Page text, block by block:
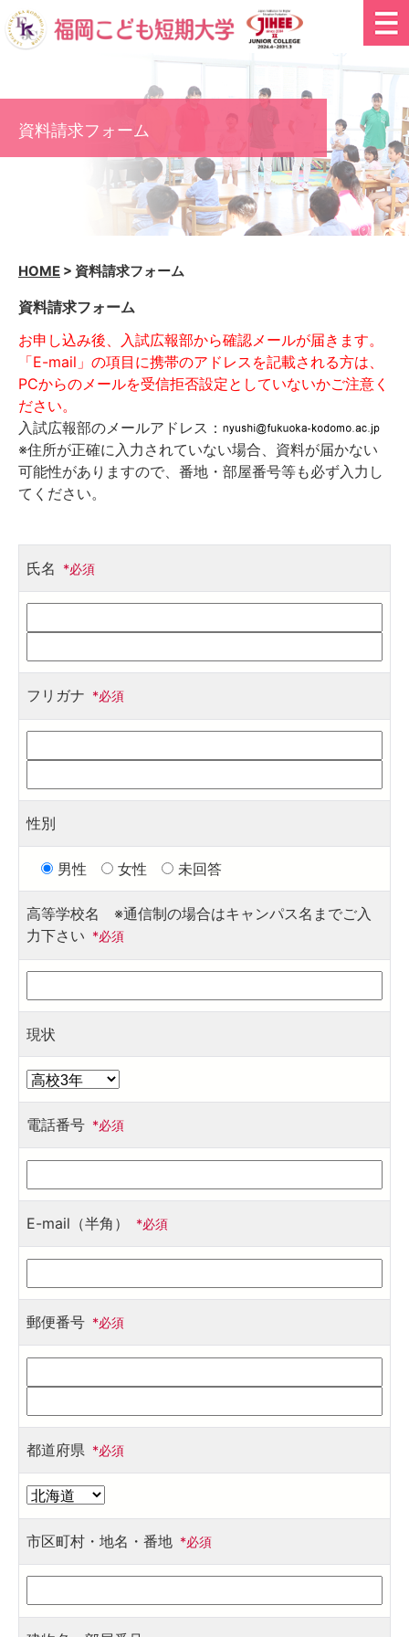
資料請求フォーム
HOME > 資料請求フォーム
資料請求フォーム
お申し込み後、入試広報部から確認メールが届きます。
「E-mail」の項目に携帯のアドレスを記載される方は、
PCからのメールを受信拒否設定としていないかご注意く
ださい。
入試広報部のメールアドレス：
※住所が正確に入力されていない場合、資料が届かない
可能性がありますので、番地・部屋番号等も必ず入力し
てください。
氏名 *必須
フリガナ *必須
性別
男性 女性 未回答
高等学校名 ※通信制の場合はキャンパス名までご入
力下さい *必須
現状
電話番号 *必須
E-mail（半角） *必須
郵便番号 *必須
都道府県 *必須
市区町村・地名・番地 *必須